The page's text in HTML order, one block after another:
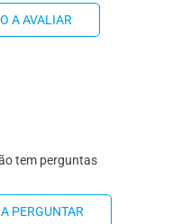
A AVALIAR
tem perguntas
PERGUNTAR